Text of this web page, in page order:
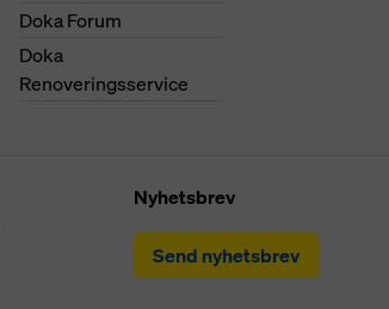
Doka Forum
Doka
Renoveringsservice
Nyhetsbrev
Send nyhetsbrev